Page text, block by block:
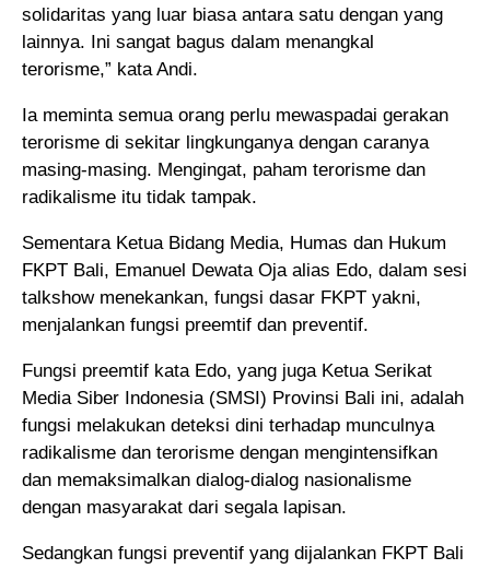
solidaritas yang luar biasa antara satu dengan yang
lainnya. Ini sangat bagus dalam menangkal
terorisme,” kata Andi.
Ia meminta semua orang perlu mewaspadai gerakan
terorisme di sekitar lingkunganya dengan caranya
masing-masing. Mengingat, paham terorisme dan
radikalisme itu tidak tampak.
Sementara Ketua Bidang Media, Humas dan Hukum
FKPT Bali, Emanuel Dewata Oja alias Edo, dalam sesi
talkshow menekankan, fungsi dasar FKPT yakni,
menjalankan fungsi preemtif dan preventif.
Fungsi preemtif kata Edo, yang juga Ketua Serikat
Media Siber Indonesia (SMSI) Provinsi Bali ini, adalah
fungsi melakukan deteksi dini terhadap munculnya
radikalisme dan terorisme dengan mengintensifkan
dan memaksimalkan dialog-dialog nasionalisme
dengan masyarakat dari segala lapisan.
Sedangkan fungsi preventif yang dijalankan FKPT Bali